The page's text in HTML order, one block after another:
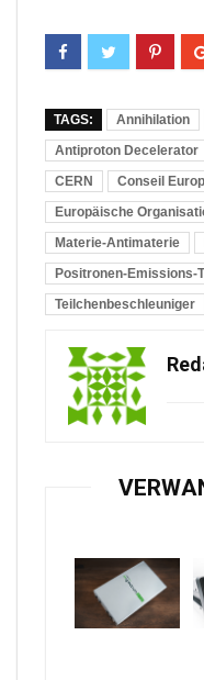
TAGS: Annihilation
Antiproton Decelerator
CERN
Conseil
Europäische
Materie-Antimaterie
Positronen-Emissions-
Teilchenbeschleuniger